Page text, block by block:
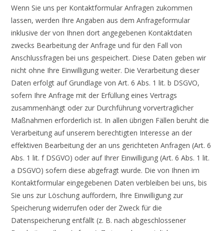
Wenn Sie uns per Kontaktformular Anfragen zukommen
lassen, werden Ihre Angaben aus dem Anfrageformular
inklusive der von Ihnen dort angegebenen Kontaktdaten
zwecks Bearbeitung der Anfrage und für den Fall von
Anschlussfragen bei uns gespeichert. Diese Daten geben wir
nicht ohne Ihre Einwilligung weiter. Die Verarbeitung dieser
Daten erfolgt auf Grundlage von Art. 6 Abs. 1 lit. b DSGVO,
sofern Ihre Anfrage mit der Erfüllung eines Vertrags
zusammenhängt oder zur Durchführung vorvertraglicher
Maßnahmen erforderlich ist. In allen übrigen Fällen beruht die
Verarbeitung auf unserem berechtigten Interesse an der
effektiven Bearbeitung der an uns gerichteten Anfragen (Art. 6
Abs. 1 lit. f DSGVO) oder auf Ihrer Einwilligung (Art. 6 Abs. 1 lit.
a DSGVO) sofern diese abgefragt wurde. Die von Ihnen im
Kontaktformular eingegebenen Daten verbleiben bei uns, bis
Sie uns zur Löschung auffordern, Ihre Einwilligung zur
Speicherung widerrufen oder der Zweck für die
Datenspeicherung entfällt (z. B. nach abgeschlossener